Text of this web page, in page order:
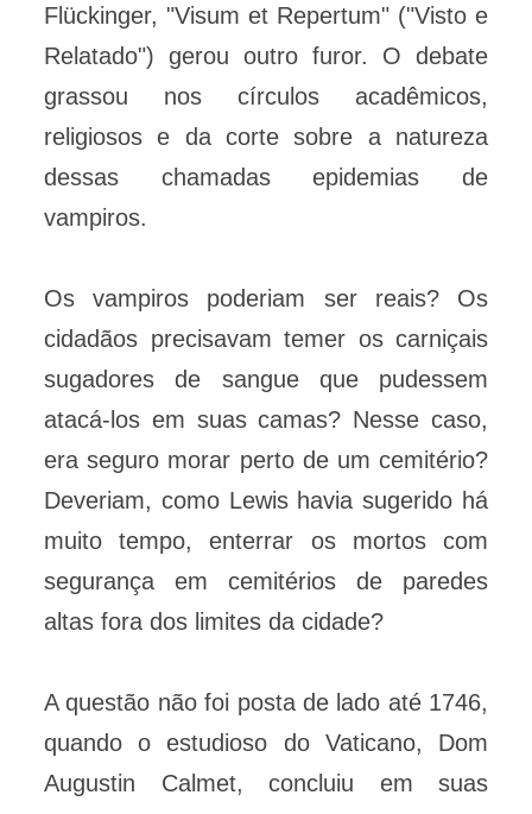
Flückinger, "Visum et Repertum" ("Visto e
Relatado") gerou outro furor. O debate
grassou nos círculos acadêmicos,
religiosos e da corte sobre a natureza
dessas chamadas epidemias de
vampiros.
Os vampiros poderiam ser reais? Os
cidadãos precisavam temer os carniçais
sugadores de sangue que pudessem
atacá-los em suas camas? Nesse caso,
era seguro morar perto de um cemitério?
Deveriam, como Lewis havia sugerido há
muito tempo, enterrar os mortos com
segurança em cemitérios de paredes
altas fora dos limites da cidade?
A questão não foi posta de lado até 1746,
quando o estudioso do Vaticano, Dom
Augustin Calmet, concluiu em suas